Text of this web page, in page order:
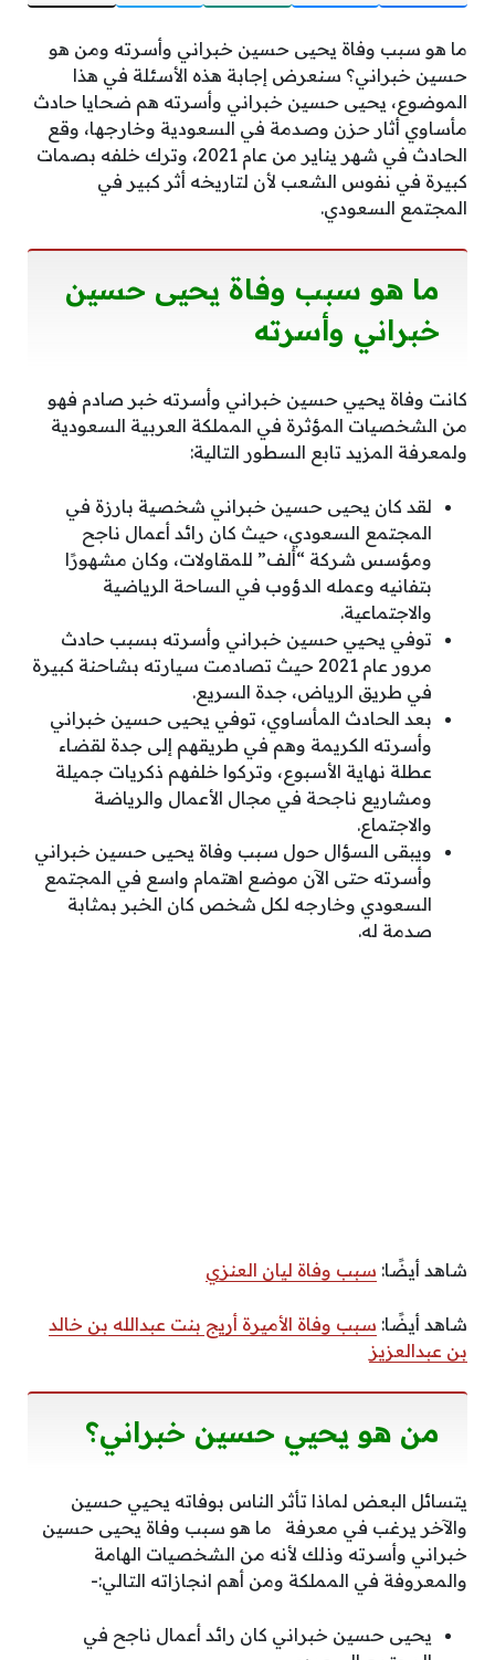
ما هو سبب وفاة يحيى حسين خبراني وأسرته ومن هو
حسين خبراني؟ سنعرض إجابة هذه الأسئلة في هذا
الموضوع، يحيى حسين خبراني وأسرته هم ضحايا حادث
مأساوي أثار حزن وصدمة في السعودية وخارجها، وقع
الحادث في شهر يناير من عام 2021، وترك خلفه بصمات
كبيرة في نفوس الشعب لأن لتاريخه أثر كبير في
المجتمع السعودي.
ما هو سبب وفاة يحيى حسين
خبراني وأسرته
كانت وفاة يحيي حسين خبراني وأسرته خبر صادم فهو
من الشخصيات المؤثرة في المملكة العربية السعودية
ولمعرفة المزيد تابع السطور التالية:
لقد كان يحيى حسين خبراني شخصية بارزة في
المجتمع السعودي، حيث كان رائد أعمال ناجح
ومؤسس شركة “ألف” للمقاولات، وكان مشهورًا
بتفانيه وعمله الدؤوب في الساحة الرياضية
والاجتماعية.
توفي يحيي حسين خبراني وأسرته بسبب حادث
مرور عام 2021 حيث تصادمت سيارته بشاحنة كبيرة
في طريق الرياض، جدة السريع.
بعد الحادث المأساوي، توفي يحيى حسين خبراني
وأسرته الكريمة وهم في طريقهم إلى جدة لقضاء
عطلة نهاية الأسبوع، وتركوا خلفهم ذكريات جميلة
ومشاريع ناجحة في مجال الأعمال والرياضة
والاجتماع.
ويبقى السؤال حول سبب وفاة يحيى حسين خبراني
وأسرته حتى الآن موضع اهتمام واسع في المجتمع
السعودي وخارجه لكل شخص كان الخبر بمثابة
صدمة له.
شاهد أيضًا: سبب وفاة ليان العنزي
شاهد أيضًا: سبب وفاة الأميرة أريج بنت عبدالله بن خالد
بن عبدالعزيز
من هو يحيي حسين خبراني؟
يتسائل البعض لماذا تأثر الناس بوفاته يحيي حسين
والآخر يرغب في معرفة ما هو سبب وفاة يحيى حسين
خبراني وأسرته وذلك لأنه من الشخصيات الهامة
والمعروفة في المملكة ومن أهم انجازاته التالي:-
يحيى حسين خبراني كان رائد أعمال ناجح في